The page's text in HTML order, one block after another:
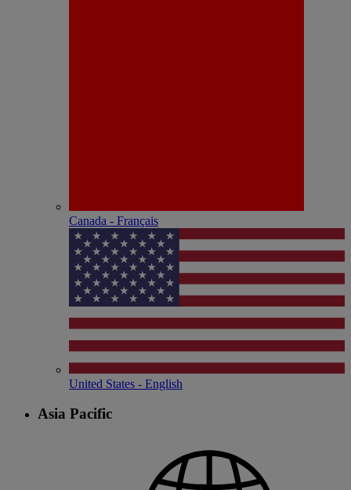
Canada - Français
United States - English
Asia Pacific